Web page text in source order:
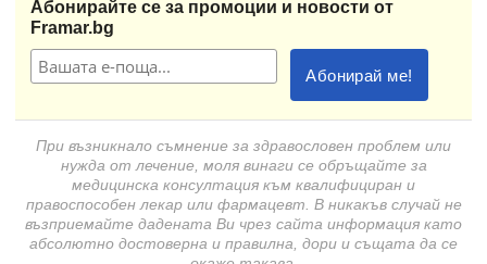
Абонирайте се за промоции и новости от
Framar.bg
При възникнало съмнение за здравословен проблем или
нужда от лечение, моля винаги се обръщайте за
медицинска консултация към квалифициран и
правоспособен лекар или фармацевт. В никакъв случай не
възприемайте дадената Ви чрез сайта информация като
абсолютно достоверна и правилна, дори и същата да се